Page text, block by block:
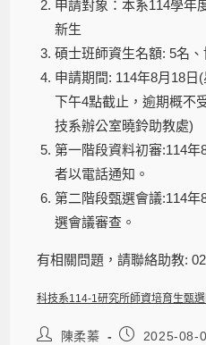
申請對象：本系114學年
新生
碩士班師資生名額: 5名
申請期間: 114年8月18日
下午4點截止，逾期概不
技系辦公室曉鈴助教處)
第一階段資料初審:114
者以電話通知。
第二階段甄選會議:114
選會議審查。
有相關問題，請聯絡助教:
科技系114-1研究所師資培育生甄
陳柔蓁 2025-08-